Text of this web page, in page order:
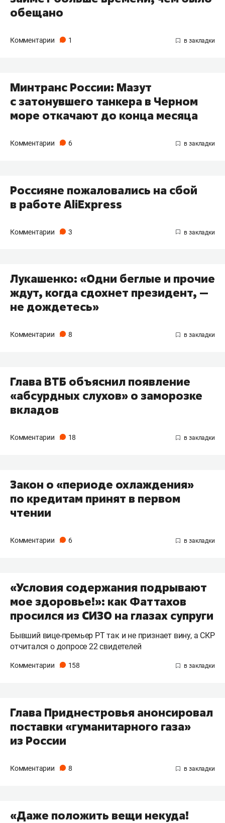
обещано
Комментарии 1
Минтранс России: Мазут
с затонувшего танкера в Черном
море откачают до конца месяца
Комментарии 6
Россияне пожаловались на сбой
в работе AliExpress
Комментарии 3
Лукашенко: «Одни беглые и прочие
ждут, когда сдохнет президент, —
не дождетесь»
Комментарии 8
Глава ВТБ объяснил появление
«абсурдных слухов» о заморозке
вкладов
Комментарии 18
Закон о «периоде охлаждения»
по кредитам принят в первом
чтении
Комментарии 6
«Условия содержания подрывают
мое здоровье!»: как Фаттахов
просился из СИЗО на глазах супруги
Бывший вице-премьер РТ так и не признает вину, а СКР
отчитался о допросе 22 свидетелей
Комментарии 158
Глава Приднестровья анонсировал
поставки «гуманитарного газа»
из России
Комментарии 8
«Даже положить вещи некуда!